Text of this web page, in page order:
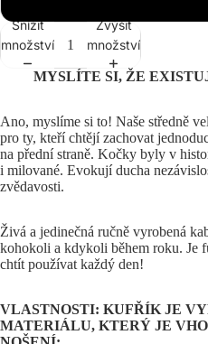
Snížit
množství
Zvýšit
množství
MYSLÍTE SI, ŽE
Ano, myslíme si to! Naše středně
pro ty, kteří chtějí zachovat
na přední straně. Kočky byly v
i milované. Evokují ducha
zvědavosti.
Živá a jedinečná ručně vyrobená
kohokoli a kdykoli během roku. Je
chtít používat každý den!
VLASTNOSTI: KUFŘÍK JE
MATERIÁLU, KTERÝ JE